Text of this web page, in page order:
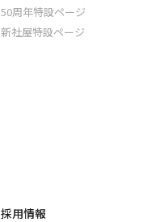
50周年特設ページ
新社屋特設ページ
採用情報